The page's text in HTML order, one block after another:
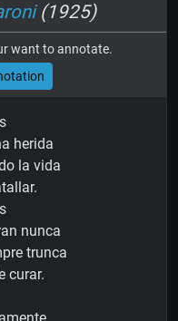
(1925)
want to annotate.
herida
la vida
nunca
trunca
curar.